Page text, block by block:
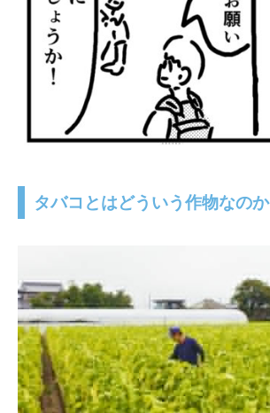
タバコとはどういう作物なのか